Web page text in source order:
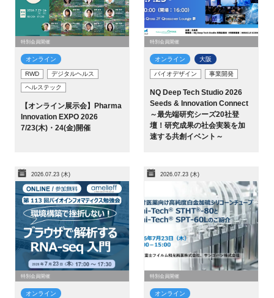
特別会員開催
オンライン
RWD
デジタルヘルス
ヘルステック
【オンライン展示会】Pharma
Innovation EXPO 2026
7/23(木)・24(金)開催
特別会員開催
オンライン 大阪
バイオデザイン 事業開発
NQ Deep Tech Studio 2026
Seeds & Innovation Connect
～最先端研究シーズ20社登
壇！研究成果の社会実装を加
速する共創イベント～
2026.07.23 (木)
特別会員開催
オンライン
2026.07.23 (木)
特別会員開催
オンライン